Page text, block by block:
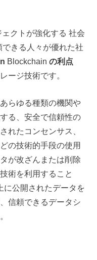
クトが強化する 社会
きる人々が優れた社
Blockchainの利点
ージ技術です。
らゆる種類の機関や
る、安全で信頼性の
れたコンセンサス、
の技術的手段の使用
が改ざんまたは削除
術を利用すること
に公開されたデータを
信頼できるデータシ